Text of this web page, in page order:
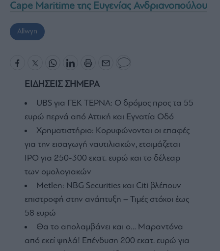
Cape Maritime της Ευγενίας Ανδριανοπούλου
Allwyn
ΕΙΔΗΣΕΙΣ ΣΗΜΕΡΑ
UBS για ΓΕΚ ΤΕΡΝΑ: Ο δρόμος προς τα 55
ευρώ περνά από Αττική και Εγνατία Οδό
Χρηματιστήριο: Κορυφώνονται οι επαφές
για την εισαγωγή ναυτιλιακών, ετοιμάζεται
IPO για 250-300 εκατ. ευρώ και το δέλεαρ
των ομολογιακών
Metlen: NBG Securities και Citi βλέπουν
επιστροφή στην ανάπτυξη – Τιμές στόχοι έως
58 ευρώ
Θα το απολαμβάνει και ο… Μαραντόνα
από εκεί ψηλά! Επένδυση 200 εκατ. ευρώ για